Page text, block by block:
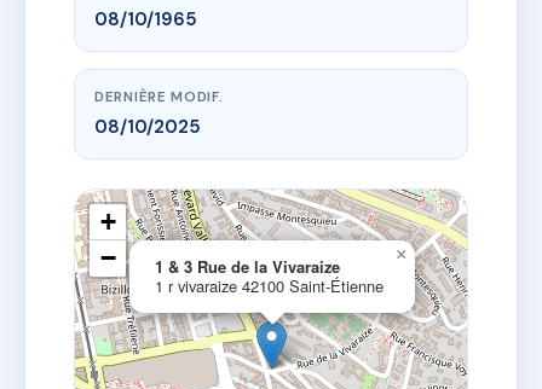
08/10/1965
DERNIÈRE MODIF.
08/10/2025
1 & 3 Rue de la Vivaraize
1 r vivaraize 42100 Saint-Étienne
×
+
−